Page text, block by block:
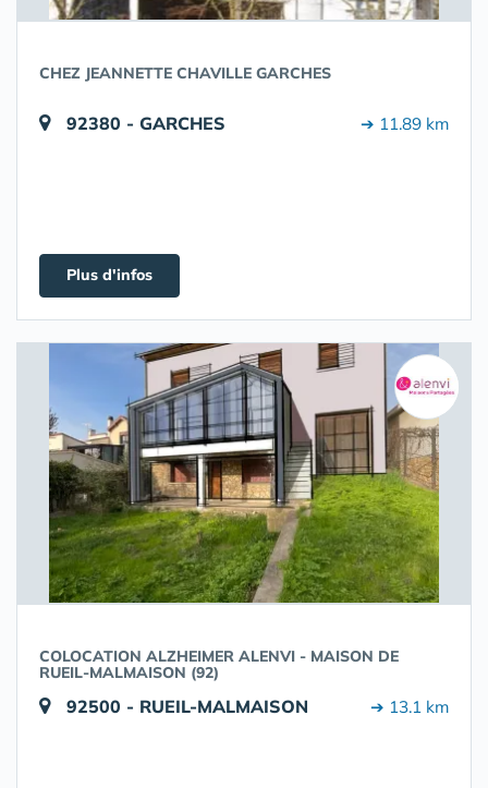
CHEZ JEANNETTE CHAVILLE GARCHES
92380 - GARCHES ➔ 11.89 km
Plus d'infos
COLOCATION ALZHEIMER ALENVI - MAISON DE
RUEIL-MALMAISON (92)
92500 - RUEIL-MALMAISON ➔ 13.1 km